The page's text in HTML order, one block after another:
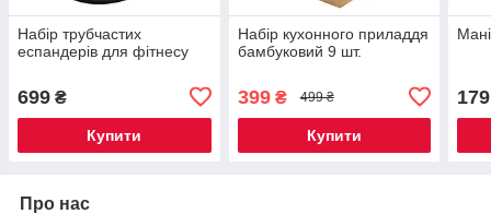
Набір трубчастих
еспандерів для фітнесу
699 ₴
Купити
Набір кухонного приладдя
бамбуковий 9 шт.
399₴ 499 ₴
Купити
179
Про нас